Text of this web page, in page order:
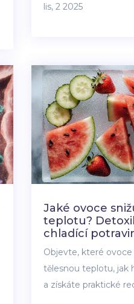
lis, 2 2025
Jaké ovoce
teplotu?
chladící
Objevte, které
tělesnou teplotu, jak
a získáte praktické